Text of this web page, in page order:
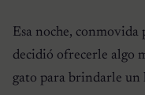
Esa noche,
decidió ofrecerle algo
gato para brindarle un